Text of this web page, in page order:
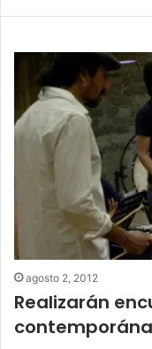
agosto 2, 2012
Realizarán